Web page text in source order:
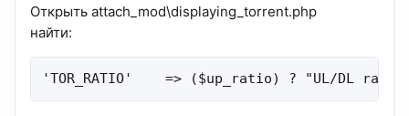
Открыть attach_mod\displaying_torrent.php
найти:
'TOR_RATIO'    => ($up_ratio) ? "UL/DL